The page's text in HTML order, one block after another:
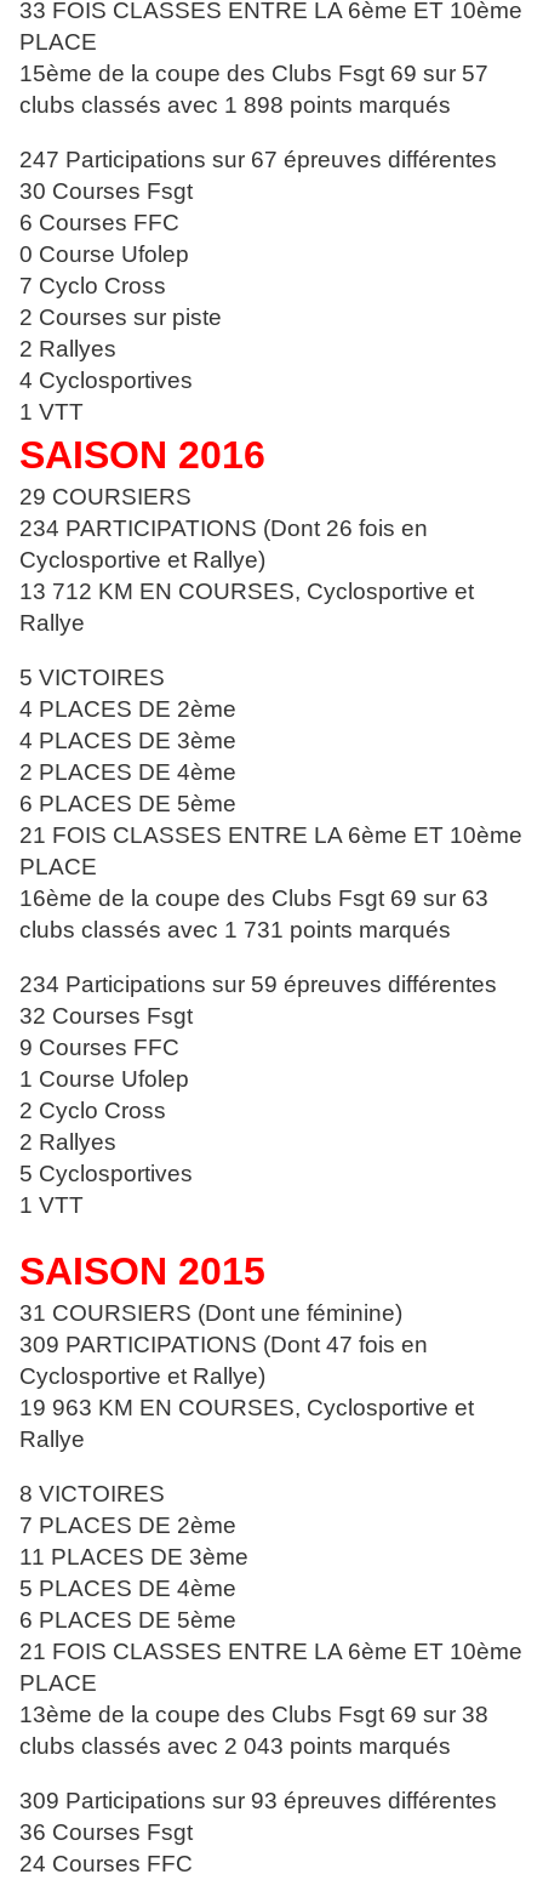
33 FOIS CLASSES ENTRE LA 6ème ET 10ème
PLACE
15ème de la coupe des Clubs Fsgt 69 sur 57
clubs classés avec 1 898 points marqués
247 Participations sur 67 épreuves différentes
30 Courses Fsgt
6 Courses FFC
0 Course Ufolep
7 Cyclo Cross
2 Courses sur piste
2 Rallyes
4 Cyclosportives
1 VTT
SAISON 2016
29 COURSIERS
234 PARTICIPATIONS (Dont 26 fois en
Cyclosportive et Rallye)
13 712 KM EN COURSES, Cyclosportive et
Rallye
5 VICTOIRES
4 PLACES DE 2ème
4 PLACES DE 3ème
2 PLACES DE 4ème
6 PLACES DE 5ème
21 FOIS CLASSES ENTRE LA 6ème ET 10ème
PLACE
16ème de la coupe des Clubs Fsgt 69 sur 63
clubs classés avec 1 731 points marqués
234 Participations sur 59 épreuves différentes
32 Courses Fsgt
9 Courses FFC
1 Course Ufolep
2 Cyclo Cross
2 Rallyes
5 Cyclosportives
1 VTT
SAISON 2015
31 COURSIERS (Dont une féminine)
309 PARTICIPATIONS (Dont 47 fois en
Cyclosportive et Rallye)
19 963 KM EN COURSES, Cyclosportive et
Rallye
8 VICTOIRES
7 PLACES DE 2ème
11 PLACES DE 3ème
5 PLACES DE 4ème
6 PLACES DE 5ème
21 FOIS CLASSES ENTRE LA 6ème ET 10ème
PLACE
13ème de la coupe des Clubs Fsgt 69 sur 38
clubs classés avec 2 043 points marqués
309 Participations sur 93 épreuves différentes
36 Courses Fsgt
24 Courses FFC